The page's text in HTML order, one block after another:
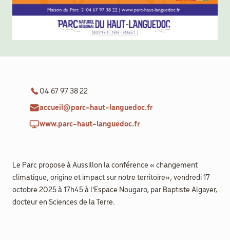
Documenthèque
04 67 97 38 22
accueil@parc-haut-languedoc.fr
www.parc-haut-languedoc.fr
Le Parc propose à Aussillon la conférence « changement
climatique, origine et impact sur notre territoire», vendredi 17
octobre 2025 à 17h45 à l'Espace Nougaro, par Baptiste Algayer,
docteur en Sciences de la Terre.